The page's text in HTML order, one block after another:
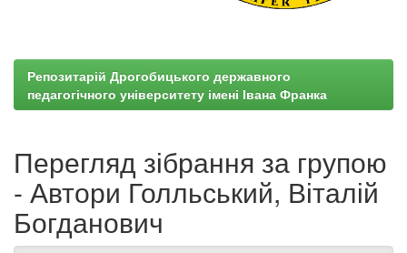
Репозитарій Дрогобицького державного
педагогічного університету імені Івана Франка
Перегляд зібрання за групою
- Автори Голльський, Віталій
Богданович